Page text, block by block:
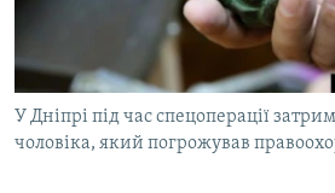
СПЕЦПРОЄКТИ
ПОДКАСТИ
КРИМ РЕАЛІЇ
У Дніпрі під час спецоперації
чоловіка, який погрожував